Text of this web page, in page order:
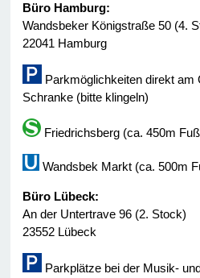
Büro Hamburg:
Wandsbeker Königstraße 50 (4.
22041 Hamburg
Parkmöglichkeiten direkt am
Schranke (bitte klingeln)
Friedrichsberg (ca. 450m
Wandsbek Markt (ca. 500m
Büro Lübeck:
An der Untertrave 96 (2. Stock)
23552 Lübeck
Parkplätze bei der Musik-